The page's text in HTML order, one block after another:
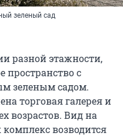
зеленый сад
разной этажности,
пространство с
зеленым садом.
торговая галерея и
возрастов. Вид на
возводится